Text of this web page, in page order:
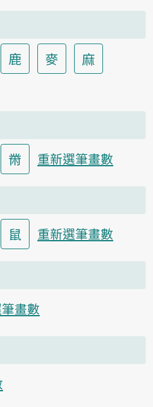
鹿 麥 麻
黹 重新選筆畫數
鼠 重新選筆畫數
畫數